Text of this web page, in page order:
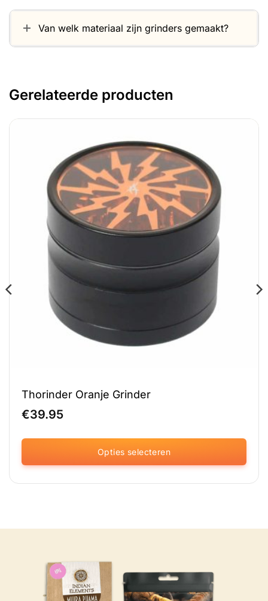
Van welk materiaal zijn grinders gemaakt?
Gerelateerde producten
Thorinder Oranje Grinder
€39.95
Opties selecteren
Dit
product
gekozen